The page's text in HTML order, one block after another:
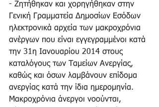
- Ζητήθηκαν και χορηγήθηκαν στην
Γενική Γραμματεία Δημοσίων Εσόδων
ηλεκτρονικά αρχεία των μακροχρόνια
ανέργων που είναι εγγεγραμμένοι κατά
την 31η Ιανουαρίου 2014 στους
καταλόγους των Ταμείων Ανεργίας,
καθώς και όσων λαμβάνουν επίδομα
ανεργίας κατά την ίδια ημερομηνία.
Μακροχρόνια άνεργοι νοούνται,